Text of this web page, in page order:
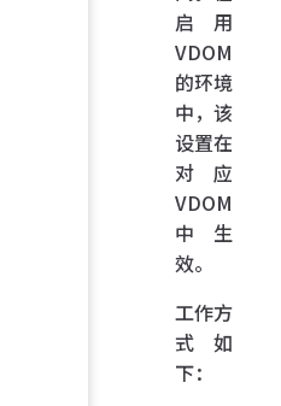
启用
VDOM
的环境
中，该
设置在
对应
VDOM
中生
效。
工作方
式如
下：